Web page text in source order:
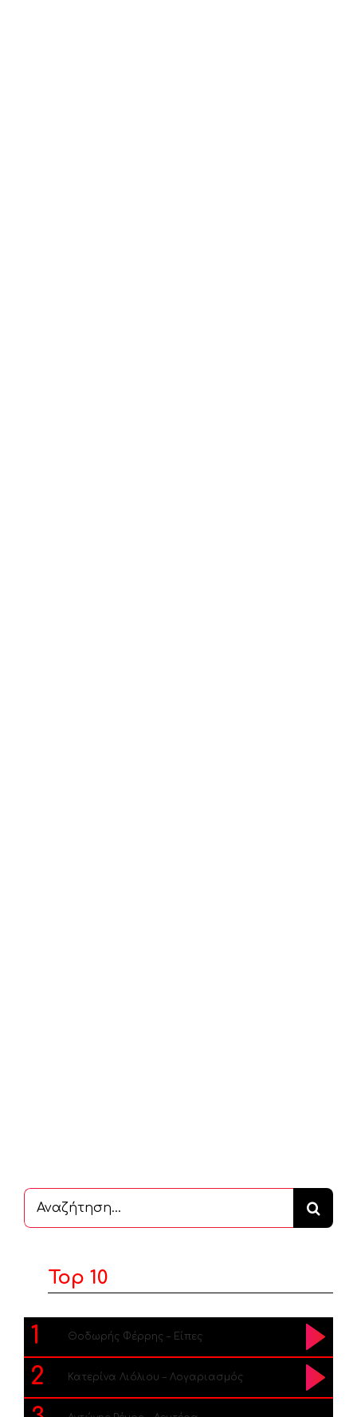
Αναζήτηση
...
Top 10
1 Θοδωρής Φέρρης – Είπες
2 Κατερίνα Λιόλιου – Λογαριασμός